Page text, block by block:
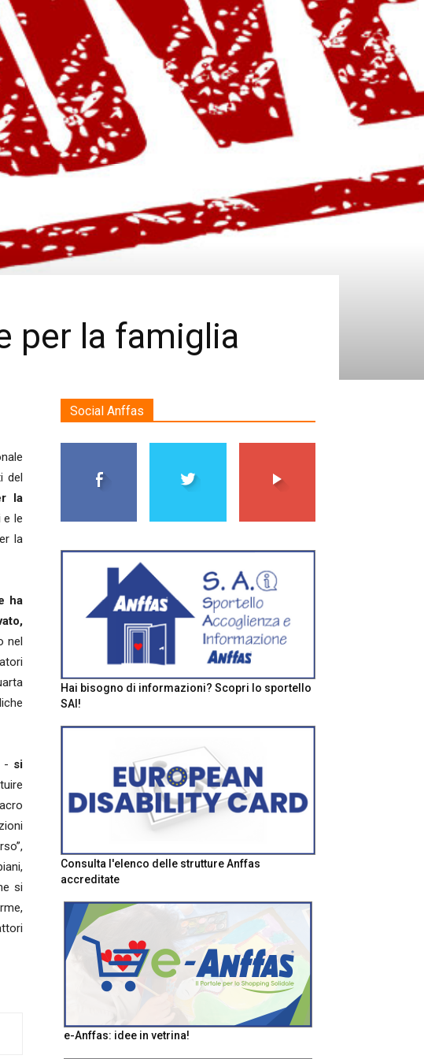
per la famiglia
del
la
e le
la
ha
nel
- si
si
Social Anffas
Hai bisogno di informazioni? Scopri lo sportello
SAI!
Consulta l'elenco delle strutture Anffas
accreditate
e-Anffas: idee in vetrina!